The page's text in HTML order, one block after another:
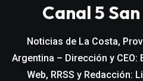
Canal 5
Noticias de La Costa,
Argentina – Dirección y CEO:
Web, RRSS y Redacción: